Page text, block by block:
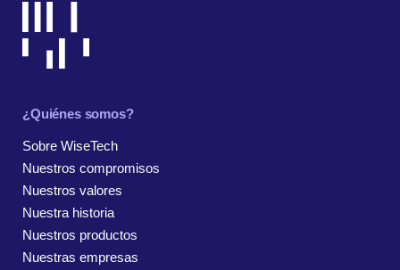
¿Quiénes somos?
Sobre WiseTech
Nuestros compromisos
Nuestros valores
Nuestra historia
Nuestros productos
Nuestras empresas